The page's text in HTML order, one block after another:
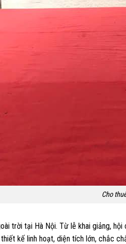
Cho
trời tại Hà Nội. Từ lễ khai giảng,
kế linh hoạt, diện tích lớn, chắc